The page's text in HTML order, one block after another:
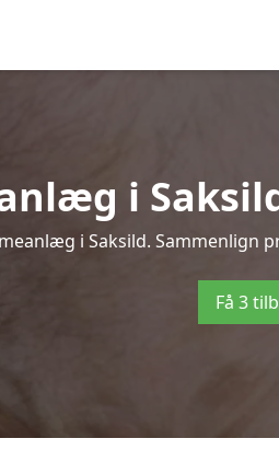
i
i Saksild.
Få 3